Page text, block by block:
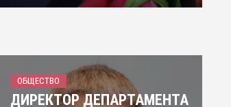
ОБЩЕСТВО
ДИРЕКТОР ДЕПАРТАМЕНТА